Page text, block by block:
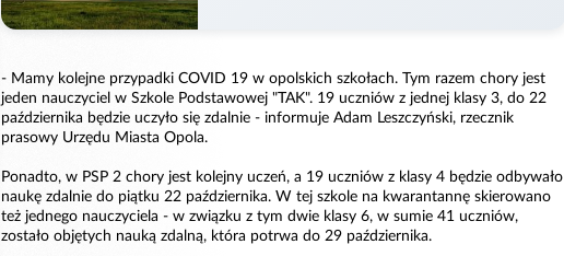
- Mamy kolejne przypadki COVID 19 w opolskich szkołach. Tym razem chory jest
jeden nauczyciel w Szkole Podstawowej "TAK". 19 uczniów z jednej klasy 3, do 22
października będzie uczyło się zdalnie - informuje Adam Leszczyński, rzecznik
prasowy Urzędu Miasta Opola.
Ponadto, w PSP 2 chory jest kolejny uczeń, a 19 uczniów z klasy 4 będzie odbywało
naukę zdalnie do piątku 22 października. W tej szkole na kwarantannę skierowano
też jednego nauczyciela - w związku z tym dwie klasy 6, w sumie 41 uczniów,
zostało objętych nauką zdalną, która potrwa do 29 października.